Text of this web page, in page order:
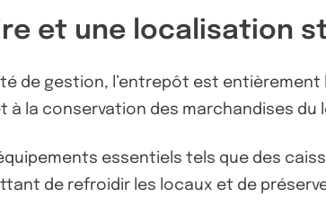
et une localisation
de gestion, l’entrepôt est
à la conservation des marchandises du
essentiels tels que des
de refroidir les locaux et de